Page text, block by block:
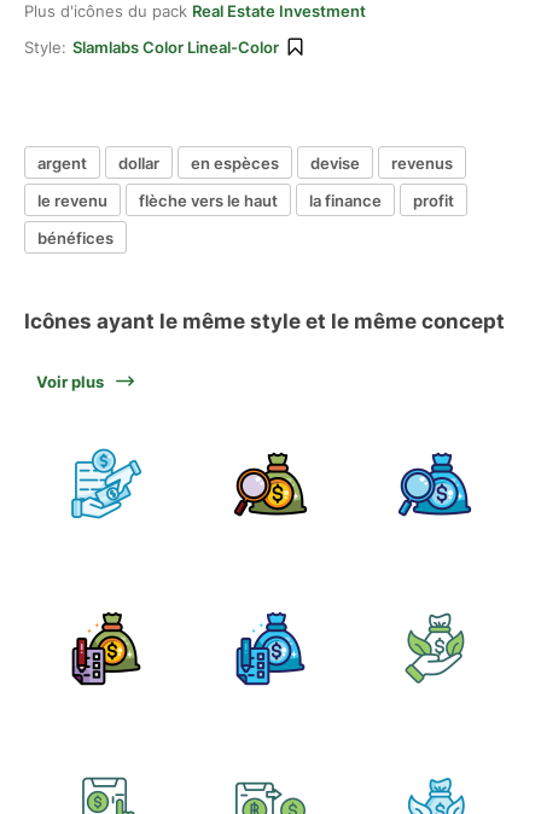
Plus d'icônes du pack Real Estate Investment
Style: Slamlabs Color Lineal-Color
argent dollar en espèces devise
revenus
le revenu
flèche vers le haut la finance
profit
bénéfices
Icônes ayant le même style et le même concept
Voir plus